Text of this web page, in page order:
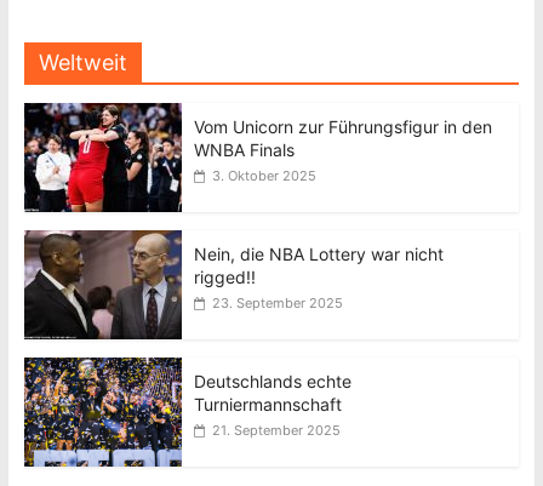
Weltweit
Vom Unicorn zur Führungsfigur in den
WNBA Finals
3. Oktober 2025
Nein, die NBA Lottery war nicht
rigged!!
23. September 2025
Deutschlands echte
Turniermannschaft
21. September 2025